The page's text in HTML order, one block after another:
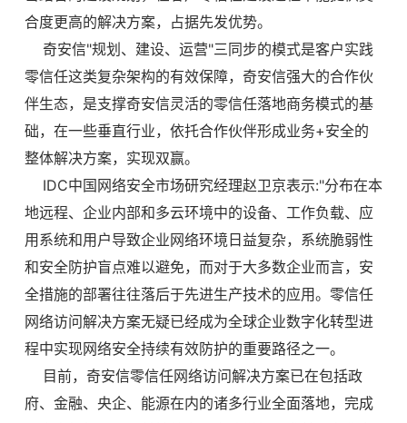
合度更高的解决方案，占据先发优势。
奇安信"规划、建设、运营"三同步的模式是客户实践
零信任这类复杂架构的有效保障，奇安信强大的合作伙
伴生态，是支撑奇安信灵活的零信任落地商务模式的基
础，在一些垂直行业，依托合作伙伴形成业务+安全的
整体解决方案，实现双赢。
IDC中国网络安全市场研究经理赵卫京表示:"分布在本
地远程、企业内部和多云环境中的设备、工作负载、应
用系统和用户导致企业网络环境日益复杂，系统脆弱性
和安全防护盲点难以避免，而对于大多数企业而言，安
全措施的部署往往落后于先进生产技术的应用。零信任
网络访问解决方案无疑已经成为全球企业数字化转型进
程中实现网络安全持续有效防护的重要路径之一。
目前，奇安信零信任网络访问解决方案已在包括政
府、金融、央企、能源在内的诸多行业全面落地，完成